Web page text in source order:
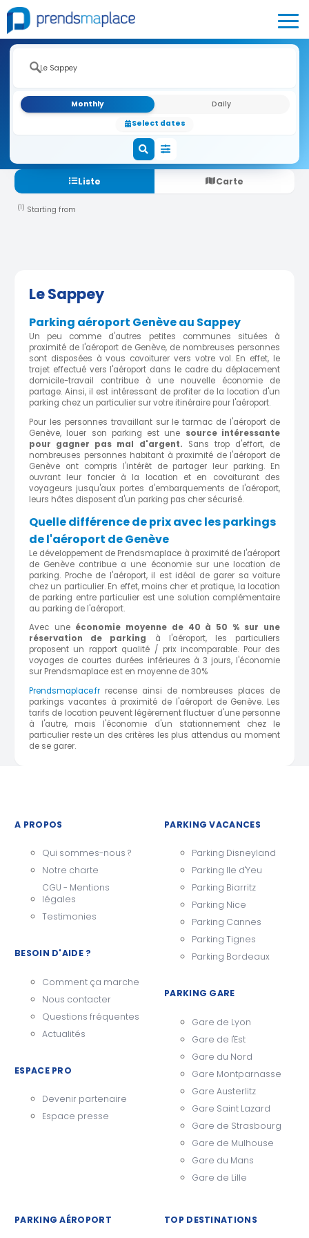
Monthly
Daily
Select dates
Liste Carte
(1) Starting from
Le Sappey
Parking aéroport Genève au Sappey
Un peu comme d'autres petites communes situées à
proximité de l'aéroport de Genève, de nombreuses personnes
sont disposées à vous covoiturer vers votre vol. En effet, le
trajet effectué vers l'aéroport dans le cadre du déplacement
domicile-travail contribue à une nouvelle économie de
partage. Ainsi, il est intéressant de profiter de la location d'un
parking chez un particulier sur votre itinéraire pour l'aéroport.
Pour les personnes travaillant sur le tarmac de l'aéroport de
Genève, louer son parking est une source intéressante
pour gagner pas mal d'argent. Sans trop d'effort, de
nombreuses personnes habitant à proximité de l'aéroport de
Genève ont compris l'intérêt de partager leur parking. En
ouvrant leur foncier à la location et en covoiturant des
voyageurs jusqu'aux portes d'embarquements de l'aéroport,
leurs hôtes disposent d'un parking pas cher sécurisé.
Quelle différence de prix avec les parkings
de l'aéroport de Genève
Le développement de Prendsmaplace à proximité de l'aéroport
de Genève contribue a une économie sur une location de
parking. Proche de l'aéroport, il est idéal de garer sa voiture
chez un particulier. En effet, moins cher et pratique, la location
de parking entre particulier est une solution complémentaire
au parking de l'aéroport.
Avec uneéconomie moyenne de 40 à 50 % sur une
réservation de parking à l'aéroport, les particuliers
proposent un rapport qualité / prix incomparable. Pour des
voyages de courtes durées inférieures à 3 jours, l'économie
sur Prendsmaplace est en moyenne de 30%
Prendsmaplace.fr recense ainsi de nombreuses places de
parkings vacantes à proximité de l'aéroport de Genève. Les
tarifs de location peuvent légèrement fluctuer d'une personne
à l'autre, mais l'économie d'un stationnement chez le
particulier reste un des critères les plus attendus au moment
de se garer.
A PROPOS
Qui sommes-nous ?
Notre charte
CGU - Mentions
légales
Testimonies
BESOIN D'AIDE ?
Comment ça marche
Nous contacter
Questions fréquentes
Actualités
ESPACE PRO
Devenir partenaire
Espace presse
PARKING VACANCES
Parking Disneyland
Parking Ile d'Yeu
Parking Biarritz
Parking Nice
Parking Cannes
Parking Tignes
Parking Bordeaux
PARKING GARE
Gare de Lyon
Gare de l'Est
Gare du Nord
Gare Montparnasse
Gare Austerlitz
Gare Saint Lazard
Gare de Strasbourg
Gare de Mulhouse
Gare du Mans
Gare de Lille
PARKING AÉROPORT TOP DESTINATIONS